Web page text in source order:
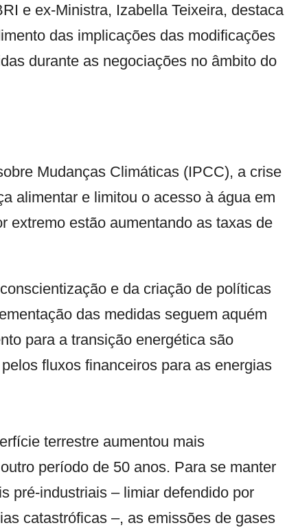
e ex-Ministra, Izabella Teixeira, destaca
das implicações das modificações
durante as negociações no âmbito do
Mudanças Climáticas (IPCC), a crise
alimentar e limitou o acesso à água em
extremo estão aumentando as taxas de
e da criação de políticas
das medidas seguem aquém
para a transição energética são
fluxos financeiros para as energias
terrestre aumentou mais
período de 50 anos. Para se manter
pré-industriais – limiar defendido por
catastróficas –, as emissões de gases